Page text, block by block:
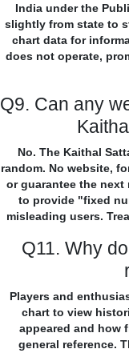
India under the
slightly from state to
chart data for
does not operate,
Q9. Can any
No. The Kaithal
random. No website,
or guarantee the
to provide "fixed
misleading users.
Q11. Why
Players and
chart to view
appeared and how
general reference.